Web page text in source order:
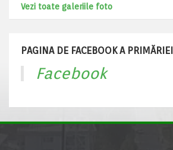
Vezi toate galeriile foto
PAGINA DE FACEBOOK A PRIMĂRIEI
Facebook